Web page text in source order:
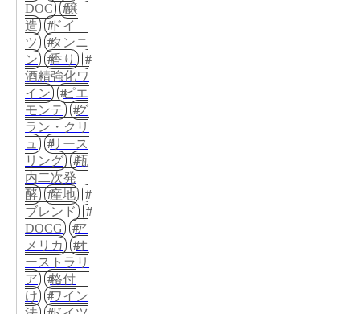
DOC
醸
造
ドイ
ツ
タンニ
ン
香り
酒精強化ワ
イン
ピエ
モンテ
グ
ラン・クリ
ュ
リース
リング
瓶
内二次発
酵
産地
ブレンド
DOCG
ア
メリカ
オ
ーストラリ
ア
格付
け
ワイン